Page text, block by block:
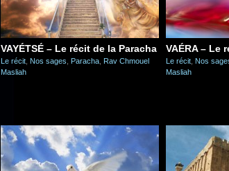
VAYÉTSÉ – Le récit de la Paracha
Le récit Nos sages Paracha Rav Chmouel
Masliah
VAÉRA – Le
Le récit Nos
Masliah